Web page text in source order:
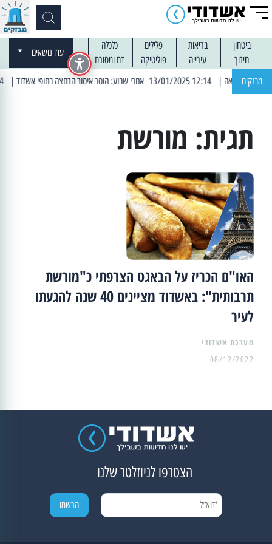
ביטחון בריאות פלילים
כלכלה
חינוך
עירייה פוליטיקה דת ומסורת
עוד נושאים
מבזקים | 12:14 13/01/2025 אחרי שבוע: הוסר איסור הרחצה בחופי אשדוד | 13:04 14/01/2025 עובדים בלילות: עבודות קרצוף וריבוד אספלט
תגית: מורשת
האו"ם הכריז על הבאגט הצרפתי כ"מורשת
תרבותית": באשדוד מציינים 40 שנה להגעתו
לעיר
מערכת אשדודי
08/12/2022
הצטרפו לניוזלטר שלנו